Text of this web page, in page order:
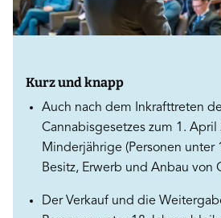
Kurz und knapp
Auch nach dem Inkrafttreten
Cannabisgesetzes zum 1.
Minderjährige (Personen unter
Besitz, Erwerb und Anbau von
Der Verkauf und die